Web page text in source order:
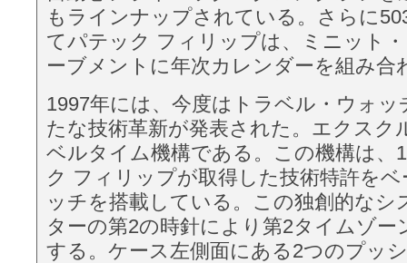
もラインナップされている。さらに
てパテック フィリップは、ミニット
ーブメントに年次カレンダーを組み合
1997年には、今度はトラベル・ウォッ
たな技術革新が発表された。エクスク
ベルタイム機構である。この機構は、
ク フィリップが取得した技術特許を
ッチを搭載している。この独創的なシ
ターの第2の時針により第2タイムゾー
する。ケース左側面にある2つのプッ